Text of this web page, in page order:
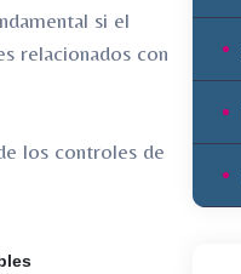
si el
relacionados con
los controles de